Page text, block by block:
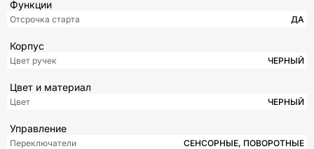
Функции
Отсрочка старта ДА
Корпус
Цвет ручек ЧЕРНЫЙ
Цвет и материал
Цвет ЧЕРНЫЙ
Управление
Переключатели СЕНСОРНЫЕ, ПОВОРОТНЫЕ